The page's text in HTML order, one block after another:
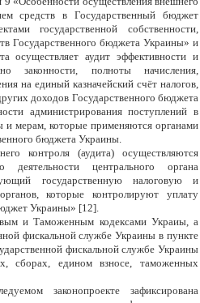
средств в Государственный бюджет
государственной собственности,
Государственного бюджета Украины» и
осуществляет аудит эффективности и
законности, полноты начисления,
на единый казначейский счёт налогов,
доходов Государственного бюджета
администрирования поступлений в
мерам, которые применяются органами
бюджета Украины.
контроля (аудита) осуществляются
деятельности центрального органа
государственную налоговую и
которые контролируют уплату
Украины» [12].
и Таможенным кодексами Украиы, а
фискальной службе Украины в пункте
фискальной службе Украины
сборах, едином взносе, таможенных
законопроекте зафиксирована